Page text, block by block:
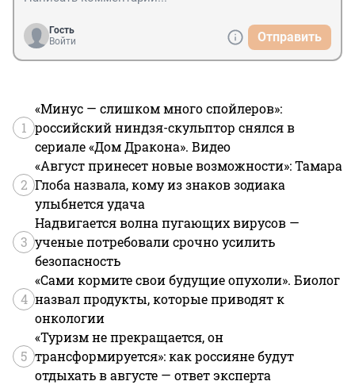
Гость
Войти
Отправить
1
«Минус — слишком много спойлеров»:
российский ниндзя-скульптор снялся в
сериале «Дом Дракона». Видео
2
«Август принесет новые возможности»: Тамара
Глоба назвала, кому из знаков зодиака
улыбнется удача
3
Надвигается волна пугающих вирусов —
ученые потребовали срочно усилить
безопасность
4
«Сами кормите свои будущие опухоли». Биолог
назвал продукты, которые приводят к
онкологии
5
«Туризм не прекращается, он
трансформируется»: как россияне будут
отдыхать в августе — ответ эксперта